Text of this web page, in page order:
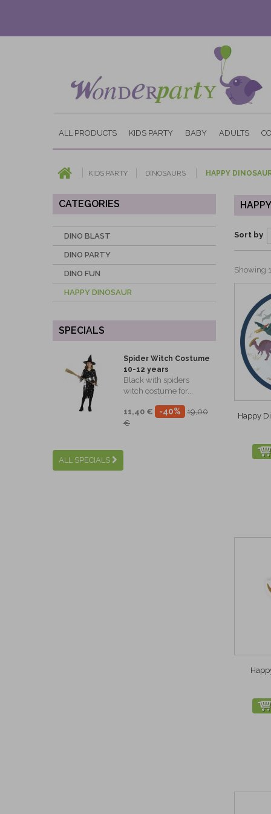
ALL PRODUCTS KIDS PARTY BABY ADULTS
KIDS PARTY DINOSAURS HAPPY
CATEGORIES
DINO BLAST
DINO PARTY
DINO FUN
HAPPY DINOSAUR
SPECIALS
Spider Witch Costume
10-12 years
Black with spiders
witch costume for...
11,40 € -40%
19,00
€
ALL SPECIALS
Sort by
Showing
Happy